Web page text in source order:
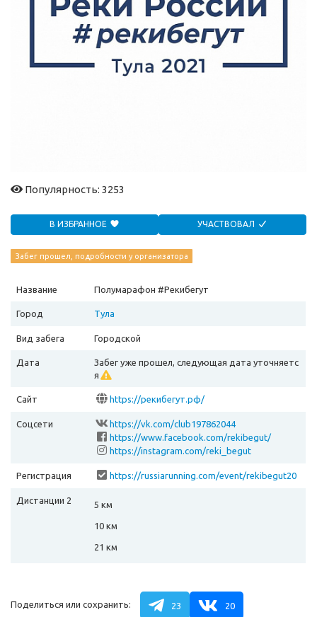
Популярность: 3253
В ИЗБРАННОЕ УЧАСТВОВАЛ
Забег прошел, подробности у организатора
Название Полумарафон #Рекибегут
Город Тула
Вид забега Городской
Дата
Забег уже прошел, следующая дата уточняетс
я
Сайт https://рекибегут.рф/
Соцсети
https://vk.com/club197862044
https://www.facebook.com/rekibegut/
https://instagram.com/reki_begut
Регистрация
https://russiarunning.com/event/rekibegut20
Дистанции 2
5 км
10 км
21 км
Поделиться или сохранить: 23 20